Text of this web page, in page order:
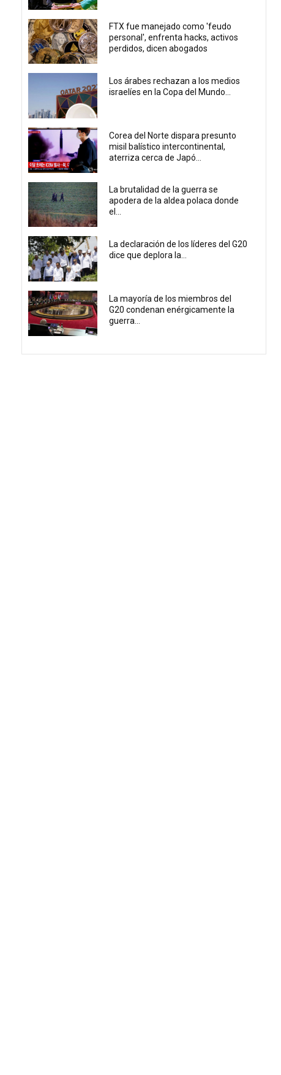
FTX fue manejado como 'feudo
personal', enfrenta hacks, activos
perdidos, dicen abogados
Los árabes rechazan a los medios
israelíes en la Copa del Mundo...
Corea del Norte dispara presunto
misil balístico intercontinental,
aterriza cerca de Japó...
La brutalidad de la guerra se
apodera de la aldea polaca donde
el...
La declaración de los líderes del G20
dice que deplora la...
La mayoría de los miembros del
G20 condenan enérgicamente la
guerra...